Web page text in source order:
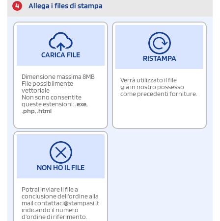
4 Allega i files di stampa
CARICA FILE
Dimensione massima 8MB
File possibilmente
vettoriale
Non sono consentite
queste estensioni:.exe,
.php,.html
RISTAMPA
Verrà utilizzato il file
già in nostro possesso
come precedenti forniture.
NON HO IL FILE
Potrai inviare il file a
conclusione dell'ordine alla
mail contattaci@stampasi.it
indicando il numero
d'ordine di riferimento.